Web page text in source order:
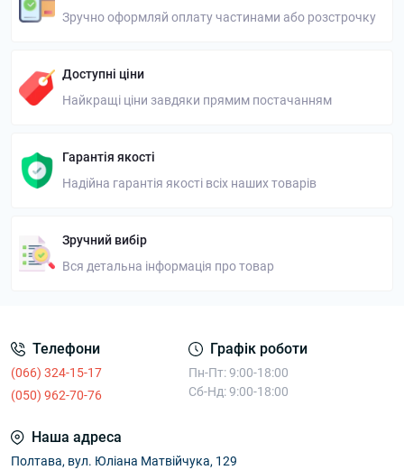
Зручно оформляй оплату частинами або розстрочку
Доступні ціни
Найкращі ціни завдяки прямим постачанням
Гарантія якості
Надійна гарантія якості всіх наших товарів
Зручний вибір
Вся детальна інформація про товар
Телефони
(066) 324-15-17
(050) 962-70-76
Графік роботи
Пн-Пт: 9:00-18:00
Сб-Нд: 9:00-18:00
Наша адреса
Полтава, вул. Юліана Матвійчука, 129